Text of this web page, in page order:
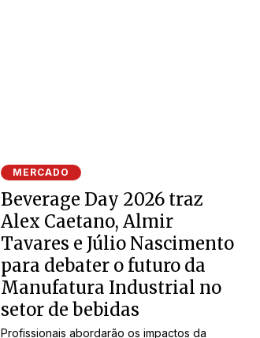
MERCADO
Beverage Day 2026 traz
Alex Caetano, Almir
Tavares e Júlio Nascimento
para debater o futuro da
Manufatura Industrial no
setor de bebidas
Profissionais abordarão os impactos da